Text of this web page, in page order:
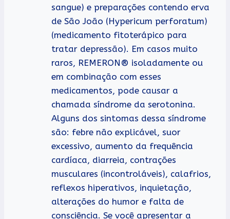
sangue) e preparações contendo erva
de São João (Hypericum perforatum)
(medicamento fitoterápico para
tratar depressão). Em casos muito
raros, REMERON® isoladamente ou
em combinação com esses
medicamentos, pode causar a
chamada síndrome da serotonina.
Alguns dos sintomas dessa síndrome
são: febre não explicável, suor
excessivo, aumento da frequência
cardíaca, diarreia, contrações
musculares (incontroláveis), calafrios,
reflexos hiperativos, inquietação,
alterações do humor e falta de
consciência. Se você apresentar a